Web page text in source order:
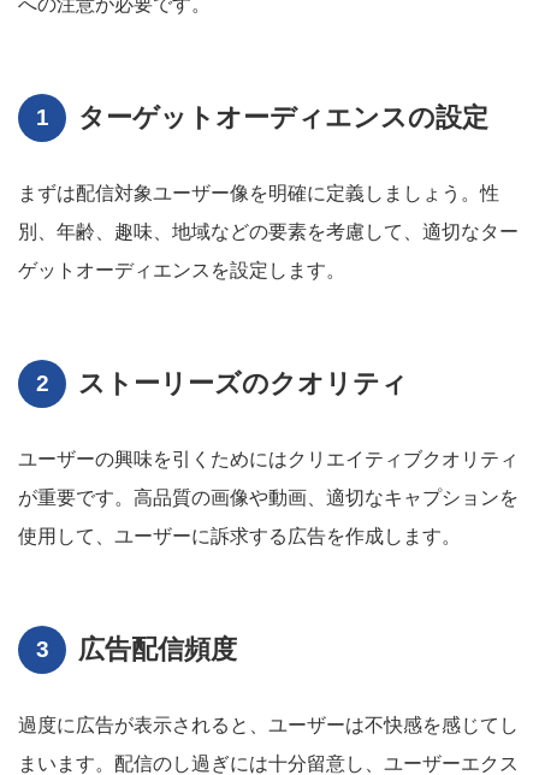
への注意が必要です。
ターゲットオーディエンスの設定
まずは配信対象ユーザー像を明確に定義しましょう。性
別、年齢、趣味、地域などの要素を考慮して、適切なター
ゲットオーディエンスを設定します。
ストーリーズのクオリティ
ユーザーの興味を引くためにはクリエイティブクオリティ
が重要です。高品質の画像や動画、適切なキャプションを
使用して、ユーザーに訴求する広告を作成します。
広告配信頻度
過度に広告が表示されると、ユーザーは不快感を感じてし
まいます。配信のし過ぎには十分留意し、ユーザーエクス